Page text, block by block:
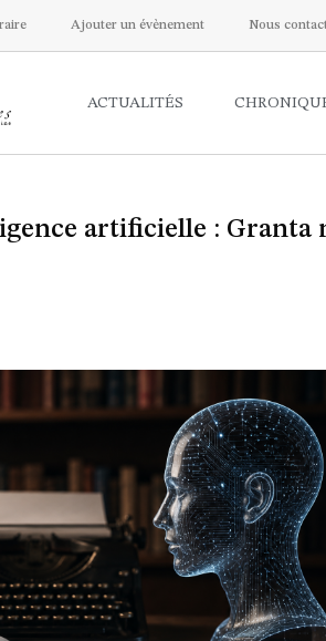
Ajouter un évènement Nous
ACTUALITÉS
artificielle : Granta